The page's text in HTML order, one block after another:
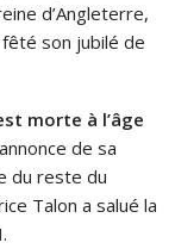
d’Angleterre,
son jubilé de
morte à l’âge
de sa
du reste du
Talon a salué la